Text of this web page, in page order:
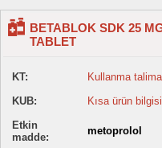
BETABLOK SDK 25
TABLET
KT:
Kullanma
KUB:
Kısa ürün
Etkin
madde:
metoprolol